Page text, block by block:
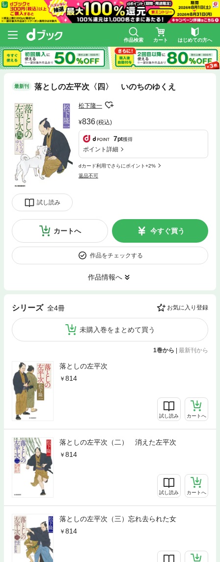
作品検索 カート はじめての方へ
最新刊 落としの左平次〈四〉 いのちのゆくえ
試し読み
松下隆一
836(税込)
7pt獲得
ポイント詳細
dカード利用でさらにポイント+2%
返品不可
カートへ 今すぐ買う
作品をチェックする
作品情報へ
シリーズ 全4冊 お気に入り登録
未購入巻をまとめて買う
1巻から | 最新刊から
落としの左平次
814
試し読み カートへ
落としの左平次（二） 消えた左平次
814
試し読み カートへ
落としの左平次（三）忘れ去られた女
814